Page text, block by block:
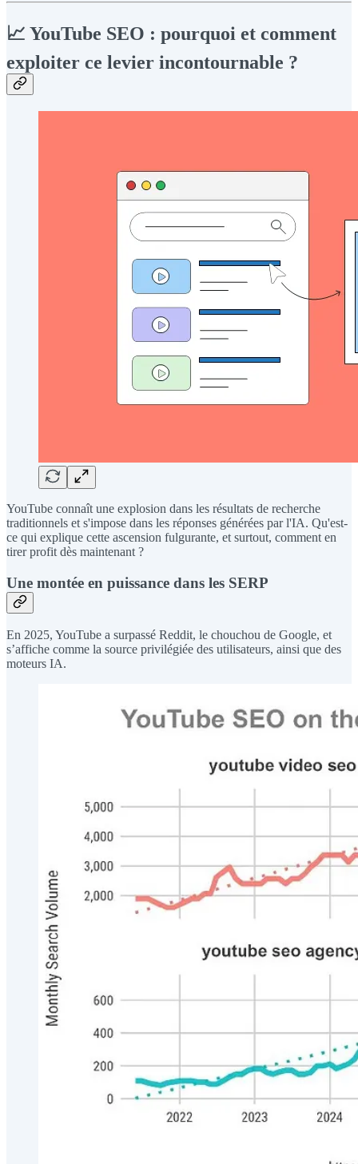
📈 YouTube SEO : pourquoi et comment
exploiter ce levier incontournable ?
YouTube connaît une explosion dans les résultats de recherche
traditionnels et s'impose dans les réponses générées par l'IA. Qu'est-
ce qui explique cette ascension fulgurante, et surtout, comment en
tirer profit dès maintenant ?
Une montée en puissance dans les SERP
En 2025, YouTube a surpassé Reddit, le chouchou de Google, et
s’affiche comme la source privilégiée des utilisateurs, ainsi que des
moteurs IA.